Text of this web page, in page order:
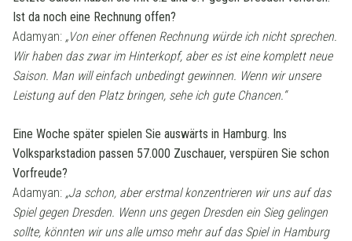
Ist da noch eine Rechnung offen?
Adamyan: „Von einer offenen Rechnung würde ich nicht sprechen.
Wir haben das zwar im Hinterkopf, aber es ist eine komplett neue
Saison. Man will einfach unbedingt gewinnen. Wenn wir unsere
Leistung auf den Platz bringen, sehe ich gute Chancen.“
Eine Woche später spielen Sie auswärts in Hamburg. Ins
Volksparkstadion passen 57.000 Zuschauer, verspüren Sie schon
Vorfreude?
Adamyan: „Ja schon, aber erstmal konzentrieren wir uns auf das
Spiel gegen Dresden. Wenn uns gegen Dresden ein Sieg gelingen
sollte, könnten wir uns alle umso mehr auf das Spiel in Hamburg